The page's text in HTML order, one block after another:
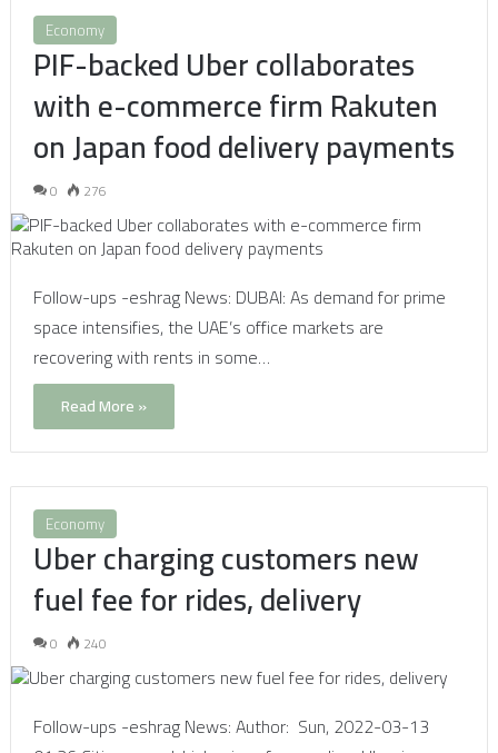
Economy
PIF-backed Uber collaborates
with e-commerce firm Rakuten
on Japan food delivery payments
0 276
Follow-ups -eshrag News: DUBAI: As demand for prime
space intensifies, the UAE’s office markets are
recovering with rents in some…
Read More »
Economy
Uber charging customers new
fuel fee for rides, delivery
0 240
Follow-ups -eshrag News: Author: Sun, 2022-03-13